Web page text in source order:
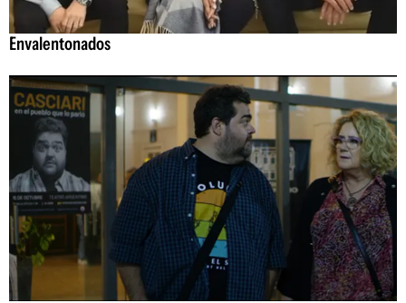
Envalentonados